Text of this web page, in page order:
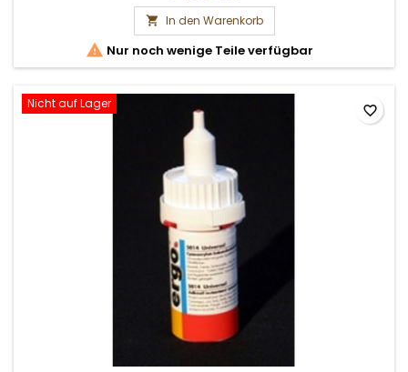
 In den Warenkorb
 Nur noch wenige Teile verfügbar
Nicht auf Lager favorite_border